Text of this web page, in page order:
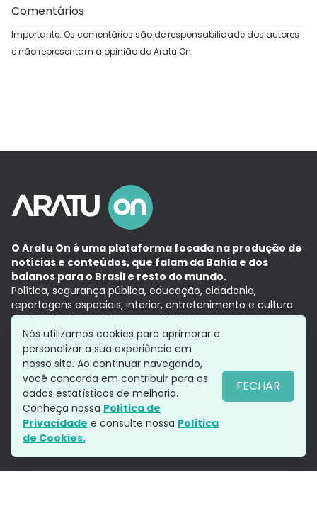
Comentários
Importante: Os comentários são de responsabilidade dos autores
e não representam a opinião do Aratu On.
O Aratu On é uma plataforma focada na produção de
notícias e conteúdos, que falam da Bahia e dos
baianos para o Brasil e resto do mundo.
Política, segurança pública, educação, cidadania,
reportagens especiais, interior, entretenimento e cultura.
Aqui, tudo vira notícia e a notícia é no tempo presente,
com a credibilidade do Grupo Aratu.
Grupo Aratu
Política de privacidade
Siga-nos
Nós utilizamos cookies para aprimorar e
personalizar a sua experiência em
nosso site. Ao continuar navegando,
você concorda em contribuir para os
dados estatísticos de melhoria.
Conheça nossa Política de
Privacidade e consulte nossa Política
de Cookies.
FECHAR